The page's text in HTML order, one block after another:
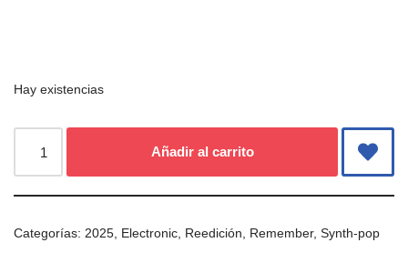
Hay existencias
Añadir al carrito
Categorías: 2025, Electronic, Reedición, Remember, Synth-pop